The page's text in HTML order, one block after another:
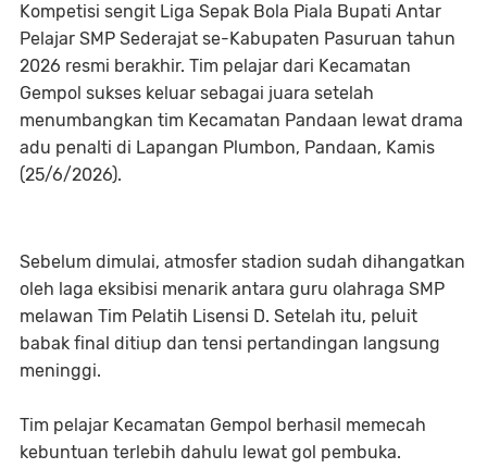
Kompetisi sengit Liga Sepak Bola Piala Bupati Antar
Pelajar SMP Sederajat se-Kabupaten Pasuruan tahun
2026 resmi berakhir. Tim pelajar dari Kecamatan
Gempol sukses keluar sebagai juara setelah
menumbangkan tim Kecamatan Pandaan lewat drama
adu penalti di Lapangan Plumbon, Pandaan, Kamis
(25/6/2026).
Sebelum dimulai, atmosfer stadion sudah dihangatkan
oleh laga eksibisi menarik antara guru olahraga SMP
melawan Tim Pelatih Lisensi D. Setelah itu, peluit
babak final ditiup dan tensi pertandingan langsung
meninggi.
Tim pelajar Kecamatan Gempol berhasil memecah
kebuntuan terlebih dahulu lewat gol pembuka.